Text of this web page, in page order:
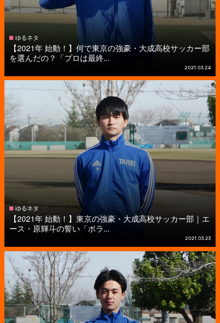
ゆるネタ
【2021年 始動！】何で東京の強豪・大成高校サッカー部
を選んだの？「プロは最終...
2021.03.24
ゆるネタ
【2021年 始動！】東京の強豪・大成高校サッカー部｜エ
ース・原輝斗の誓い「ボラ...
2021.03.23